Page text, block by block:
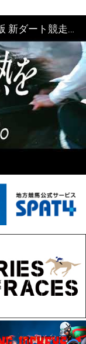
『ダートに熱を響かせろ。』15秒版 新ダート競走体系 プロモーションムービー